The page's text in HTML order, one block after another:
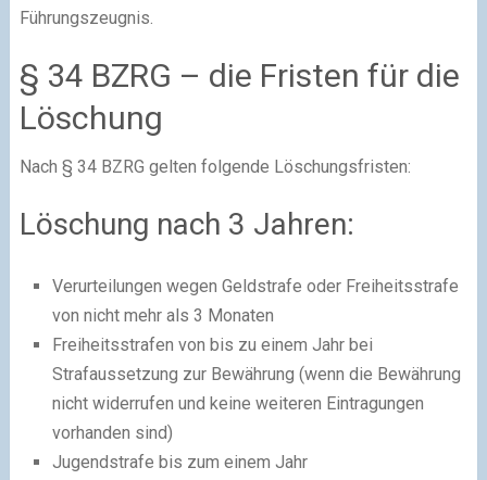
Führungszeugnis.
§ 34 BZRG – die Fristen für die
Löschung
Nach § 34 BZRG gelten folgende Löschungsfristen:
Löschung nach 3 Jahren:
Verurteilungen wegen Geldstrafe oder Freiheitsstrafe
von nicht mehr als 3 Monaten
Freiheitsstrafen von bis zu einem Jahr bei
Strafaussetzung zur Bewährung (wenn die Bewährung
nicht widerrufen und keine weiteren Eintragungen
vorhanden sind)
Jugendstrafe bis zum einem Jahr